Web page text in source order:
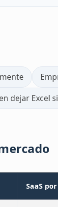
dejar Excel
SaaS